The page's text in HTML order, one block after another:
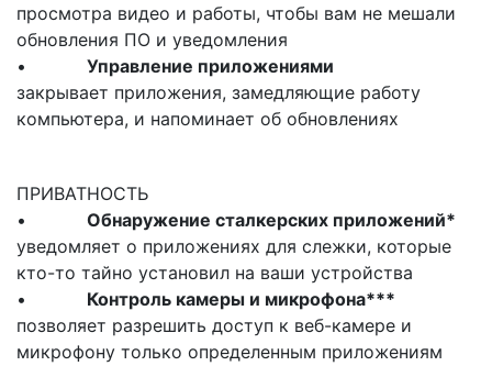
просмотра видео и работы, чтобы вам не мешали
обновления ПО и уведомления
• Управление приложениями
закрывает приложения, замедляющие работу
компьютера, и напоминает об обновлениях
ПРИВАТНОСТЬ
• Обнаружение сталкерских приложений*
уведомляет о приложениях для слежки, которые
кто-то тайно установил на ваши устройства
• Контроль камеры и микрофона***
позволяет разрешить доступ к веб-камере и
микрофону только определенным приложениям